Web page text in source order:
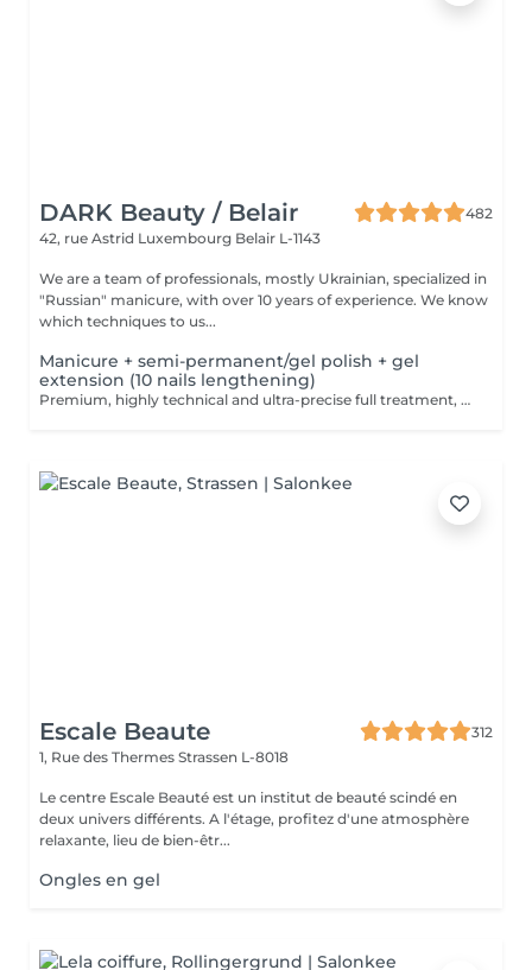
DARK Beauty / Belair
482
42, rue Astrid Luxembourg Belair L-1143
We are a team of professionals, mostly Ukrainian, specialized in
"Russian" manicure, with over 10 years of experience. We know
which techniques to us...
Manicure + semi-permanent/gel polish + gel
extension (10 nails lengthening)
Premium, highly technical and ultra-precise full treatment, performed mainly with an e-file to achieve a perfectly clean nail contour and apply the polish as close as possible, even slightly under the cuticle. This technique helps visually delay the regrowth by around 10 days. Visual result: -Extremely well-groomed nails, clean contours, flawless shape -Instagram / photo studio effect: neat, precise, with no visible dry skin During this service, we will also increase the length of your nails using a specialized gel material, ensuring a naturally beautiful result. This 'EXTENSION' has to be done just once, after which subsequent appointments will be designated as 'Manicure + semi-permanent/gel polish + gel reinforcement (long or fragile nails)'. We also include a gel reinforcement, as a perfect solution for flawless and long-lasting nails: -The average durability is 4 weeks!! Service content: -Removal of old semi-permanent and/or gel polish (if needed, already include in this price/service) -Very meticulous preparation of the nail plate -Removal of dead skin -Shape and file nails -Gentle cuticle care -Gel nail extension -Gel reinforcement -Correction of the nail shape -Application of semi-permanent nail polish -Application of cuticle oil and hand cream Optional : -EXTENSION longest than 4th size -> +20€ (if so please book "WITH complex design") -Price per nail for nail art on up to 5 nails (if so please book "WITH simple design") +3€/nail -Price for simple design (French, Chrome, Baby Boomer, Cat Eyes, Stickers, Foil) 6-10 nails -> +20€ -Price for complex design (3D, Hand drawings, Stamping, French with Chrome, Baby Boomer with Chrome, French with Cat Eyes) 6-10 nails -> +30€
Escale Beaute
312
1, Rue des Thermes Strassen L-8018
Le centre Escale Beauté est un institut de beauté scindé en
deux univers différents. A l'étage, profitez d'une atmosphère
relaxante, lieu de bien-êtr...
Ongles en gel